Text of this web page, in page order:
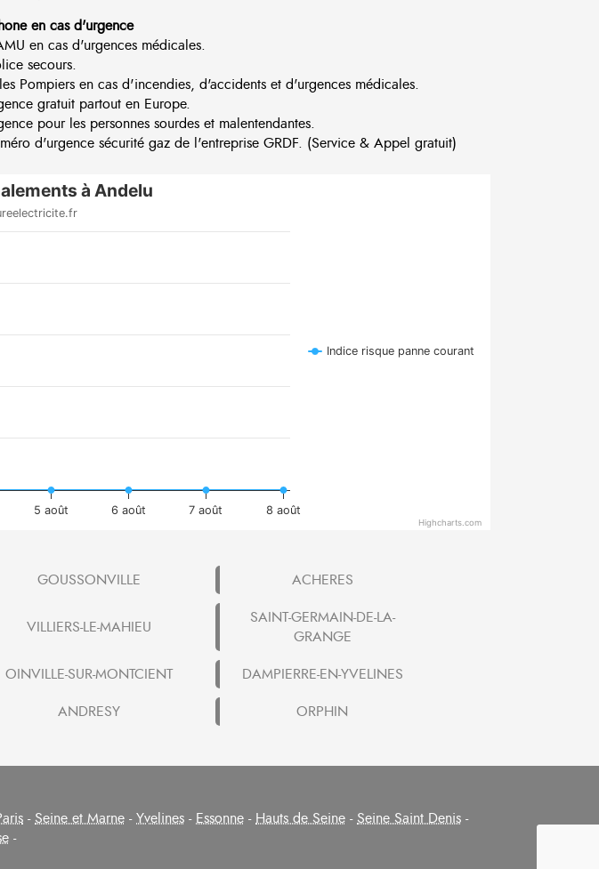
en cas d'urgence
en cas d'urgences médicales.
secours.
Pompiers en cas d'incendies, d'accidents et d'urgences médicales.
gratuit partout en Europe.
pour les personnes sourdes et malentendantes.
d'urgence sécurité gaz de l'entreprise GRDF. (Service & Appel gratuit)
à Andelu
Indice risque panne courant
5 août 6 août 7 août 8 août
Highcharts.com
GOUSSONVILLE ACHERES
VILLIERS-LE-MAHIEU
SAINT-GERMAIN-DE-LA-
GRANGE
OINVILLE-SUR-MONTCIENT
DAMPIERRE-EN-YVELINES
ANDRESY ORPHIN
-Seine et Marne -Yvelines -Essonne -Hauts de Seine -Seine Saint Denis -
-